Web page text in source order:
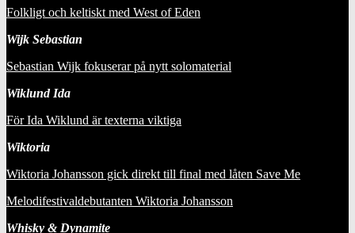
Folkligt och keltiskt med West of Eden
Wijk Sebastian
Sebastian Wijk fokuserar på nytt solomaterial
Wiklund Ida
För Ida Wiklund är texterna viktiga
Wiktoria
Wiktoria Johansson gick direkt till final med låten Save Me
Melodifestivaldebutanten Wiktoria Johansson
Whisky & Dynamite